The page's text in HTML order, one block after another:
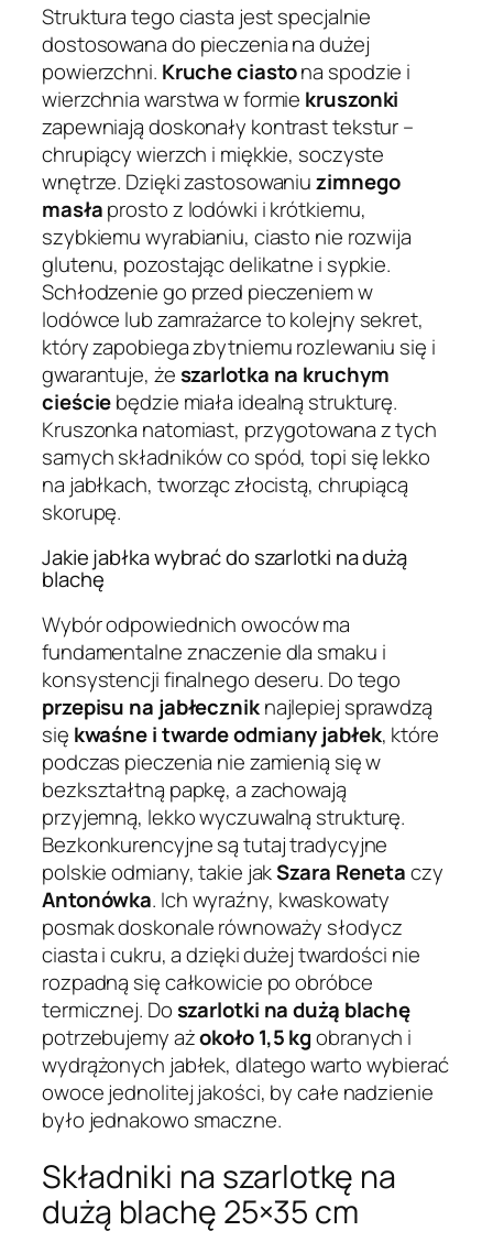
Struktura tego ciasta jest specjalnie
dostosowana do pieczenia na dużej
powierzchni. Kruche ciastona spodzie i
wierzchnia warstwa w formie kruszonki
zapewniają doskonały kontrast tekstur –
chrupiący wierzch i miękkie, soczyste
wnętrze. Dzięki zastosowaniuzimnego
masłaprosto z lodówki i krótkiemu,
szybkiemu wyrabianiu, ciasto nie rozwija
glutenu, pozostając delikatne i sypkie.
Schłodzenie go przed pieczeniem w
lodówce lub zamrażarce to kolejny sekret,
który zapobiega zbytniemu rozlewaniu się i
gwarantuje, żeszarlotka na kruchym
cieściebędzie miała idealną strukturę.
Kruszonka natomiast, przygotowana z tych
samych składników co spód, topi się lekko
na jabłkach, tworząc złocistą, chrupiącą
skorupę.
Jakie jabłka wybrać do szarlotki na dużą
blachę
Wybór odpowiednich owoców ma
fundamentalne znaczenie dla smaku i
konsystencji finalnego deseru. Do tego
przepisu na jabłeczniknajlepiej sprawdzą
się kwaśne i twarde odmiany jabłek, które
podczas pieczenia nie zamienią się w
bezkształtną papkę, a zachowają
przyjemną, lekko wyczuwalną strukturę.
Bezkonkurencyjne są tutaj tradycyjne
polskie odmiany, takie jakSzara Renetaczy
Antonówka. Ich wyraźny, kwaskowaty
posmak doskonale równoważy słodycz
ciasta i cukru, a dzięki dużej twardości nie
rozpadną się całkowicie po obróbce
termicznej. Doszarlotki na dużą blachę
potrzebujemy ażokoło 1,5 kgobranych i
wydrążonych jabłek, dlatego warto wybierać
owoce jednolitej jakości, by całe nadzienie
było jednakowo smaczne.
Składniki na szarlotkę na
dużą blachę 25×35 cm